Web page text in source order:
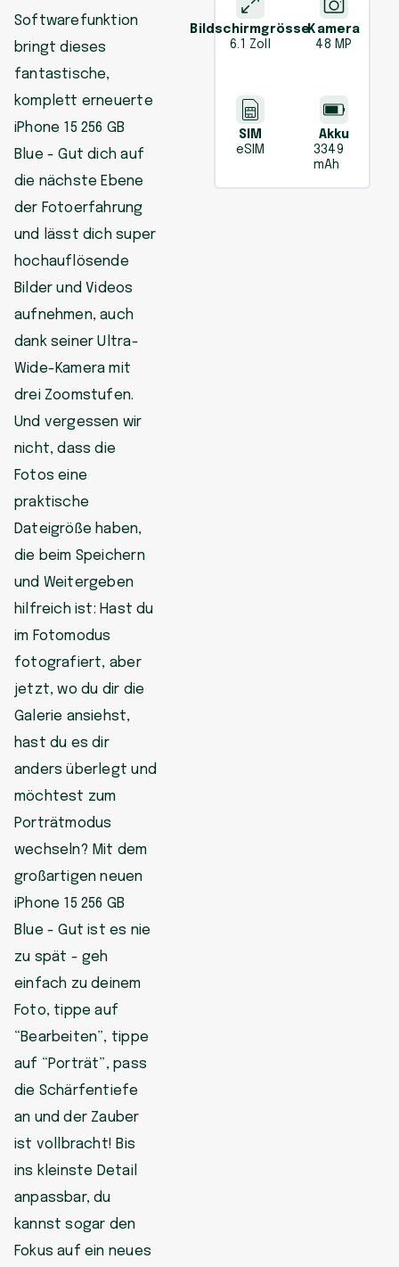
Softwarefunktion
bringt dieses
fantastische,
komplett erneuerte
iPhone 15 256 GB
Blue - Gut dich auf
die nächste Ebene
der Fotoerfahrung
und lässt dich super
hochauflösende
Bilder und Videos
aufnehmen, auch
dank seiner Ultra-
Wide-Kamera mit
drei Zoomstufen.
Und vergessen wir
nicht, dass die
Fotos eine
praktische
Dateigröße haben,
die beim Speichern
und Weitergeben
hilfreich ist: Hast du
im Fotomodus
fotografiert, aber
jetzt, wo du dir die
Galerie ansiehst,
hast du es dir
anders überlegt und
möchtest zum
Porträtmodus
wechseln? Mit dem
großartigen neuen
iPhone 15 256 GB
Blue - Gut ist es nie
zu spät - geh
einfach zu deinem
Foto, tippe auf
“Bearbeiten”, tippe
auf “Porträt”, pass
die Schärfentiefe
an und der Zauber
ist vollbracht! Bis
ins kleinste Detail
anpassbar, du
kannst sogar den
Fokus auf ein neues
Bildschirmgrösse
6.1 Zoll
Kamera
48 MP
SIM
eSIM
Akku
3349
mAh